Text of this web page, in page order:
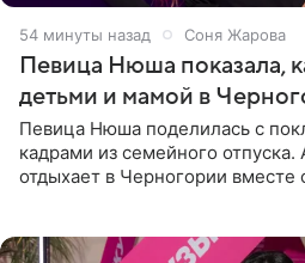
54 минуты назад Соня Жарова
Певица Нюша показала,
детьми и мамой в
Певица Нюша поделилась с
кадрами из семейного отпуска.
отдыхает в Черногории вместе